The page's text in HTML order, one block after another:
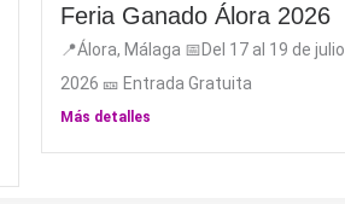
Feria Ganado Álora 2026
📍Álora, Málaga 📅Del 17 al 19 de julio
2026 🎫 Entrada Gratuita
Más detalles